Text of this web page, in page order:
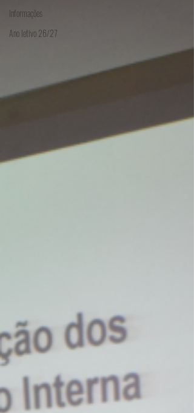
Informações
Ano letivo 26/27